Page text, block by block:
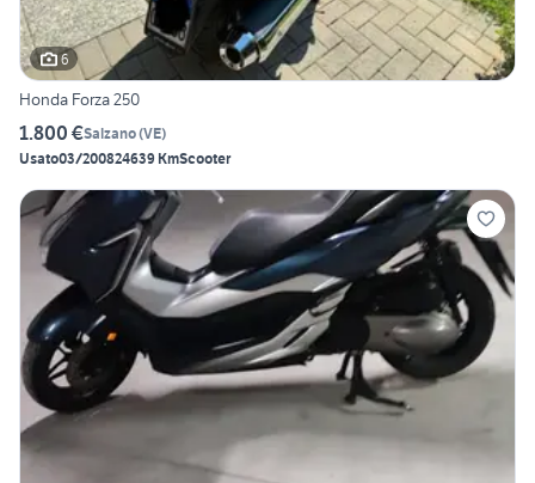
6
Honda Forza 250
1.800 €Salzano(VE)
Usato03/200824639 KmScooter